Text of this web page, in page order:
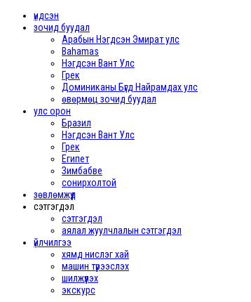
үндсэн
зочид буудал
Арабын Нэгдсэн Эмират улс
Bahamas
Нэгдсэн Вант Улс
Грек
Доминиканы Бүгд Найрамдах улс
өвөрмөц зочид буудал
улс орон
Бразил
Нэгдсэн Вант Улс
Грек
Египет
Зимбабве
сонирхолтой
зөвлөмжүүд
сэтгэгдэл
сэтгэгдэл
аялал жуулчлалын сэтгэгдэл
үйлчилгээ
хямд нислэг хай
машин түрээслэх
шилжүүлэх
экскурс